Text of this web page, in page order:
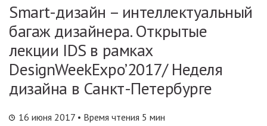
Smart-дизайн – интеллектуальный
багаж дизайнера. Открытые
лекции IDS в рамках
DesignWeekExpo’2017/ Неделя
дизайна в Санкт-Петербурге
16 июня 2017 • Время чтения 5 мин